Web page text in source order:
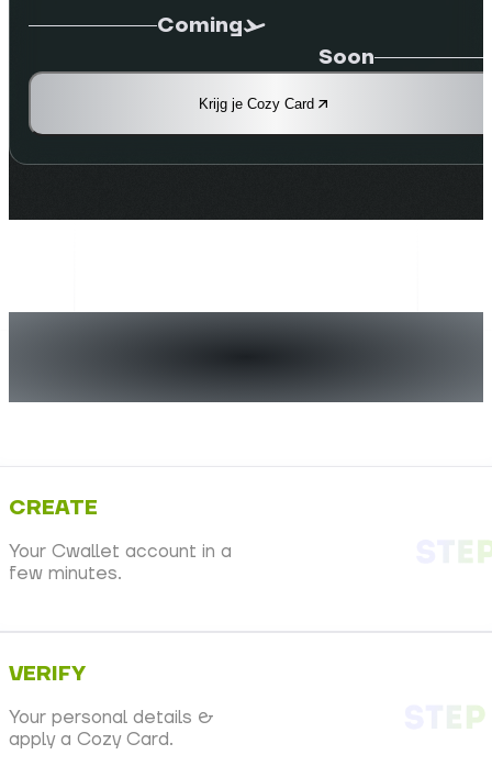
Coming
Soon
Krijg je Cozy Card
Begin je crypto-leven in
enkele minuten
CREATE
Your Cwallet account in a
few minutes.
VERIFY
Your personal details &
apply a Cozy Card.